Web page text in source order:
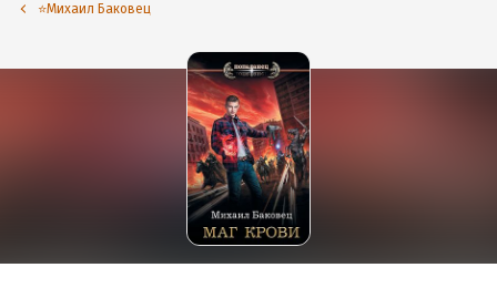
⭐️Михаил Баковец